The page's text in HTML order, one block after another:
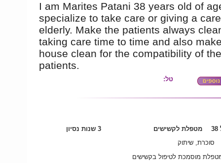
I am Marites Patani 38 years old of
specialize to take care or giving a
elderly. Make the patients always
taking care time to time and also
house clean for the compatibility of the
patients.
טל:
מטפלת לקשישים
3 שנות נסיון
סוכרת, שיתוק
מוסמכת לטיפול בקשישים